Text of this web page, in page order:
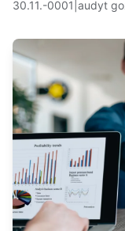
30.11.-0001 audyt